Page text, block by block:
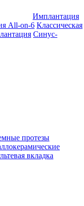
Имплантация
All-on-6 Классическая
Синус-
протезы
вкладка